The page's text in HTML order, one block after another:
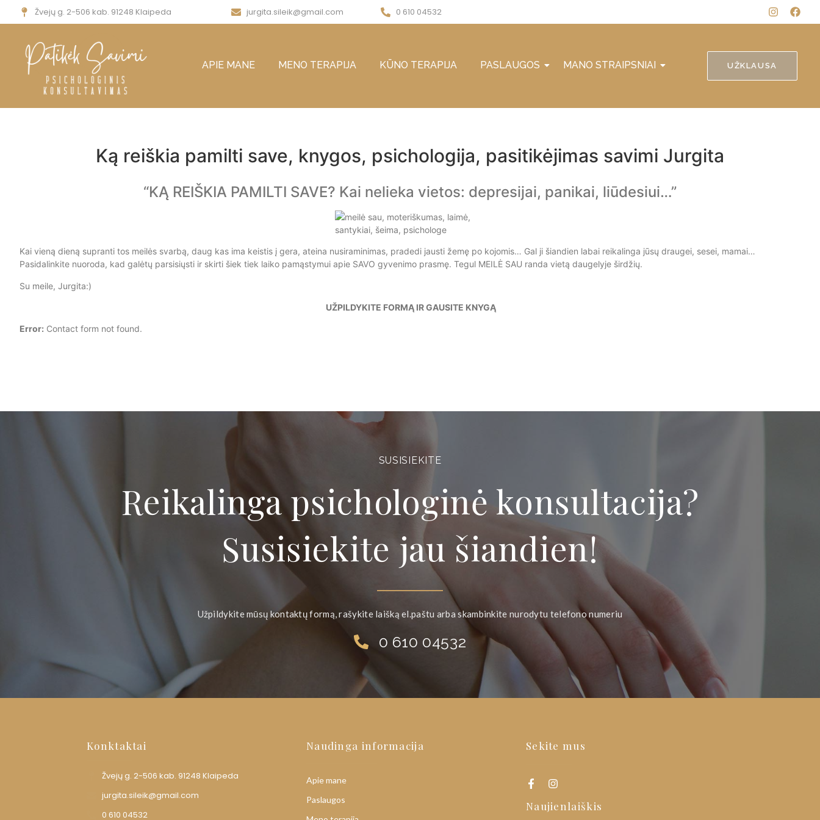
Žvejų g. 2-506 kab. 91248 Klaipeda jurgita.sileik@gmail.com 0 610 04532
APIE MANE MENO TERAPIJA KŪNO TERAPIJA PASLAUGOS MANO STRAIPSNIAI UŽKLAUSA
Ką reiškia pamilti save, knygos, psichologija, pasitikėjimas savimi Jurgita
“KĄ REIŠKIA PAMILTI SAVE? Kai nelieka vietos: depresijai, panikai, liūdesiui…”
Kai vieną dieną supranti tos meilės svarbą, daug kas ima keistis į gera, ateina nusiraminimas, pradedi jausti žemę po kojomis… Gal ji šiandien labai reikalinga jūsų draugei, sesei, mamai…
Pasidalinkite nuoroda, kad galėtų parsisiųsti ir skirti šiek tiek laiko pamąstymui apie SAVO gyvenimo prasmę. Tegul MEILĖ SAU randa vietą daugelyje širdžių.
Su meile, Jurgita:)
UŽPILDYKITE FORMĄ IR GAUSITE KNYGĄ
Error: Contact form not found.
SUSISIEKITE
Reikalinga psichologinė konsultacija?
Susisiekite jau šiandien!
Užpildykite mūsų kontaktų formą, rašykite laišką el.paštu arba skambinkite nurodytu telefono numeriu
0 610 04532
Konktaktai
Žvejų g. 2-506 kab. 91248 Klaipeda
jurgita.sileik@gmail.com
0 610 04532
Naudinga informacija
Apie mane
Paslaugos
Sekite mus
Naujienlaiškis